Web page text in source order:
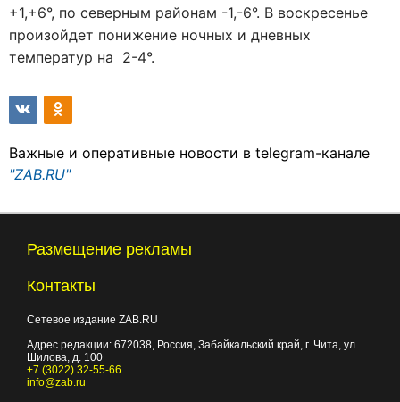
+1,+6°, по северным районам -1,-6°. В воскресенье
произойдет понижение ночных и дневных
температур на 2-4°.
Важные и оперативные новости в telegram-канале
"ZAB.RU"
Размещение рекламы
Контакты
Сетевое издание ZAB.RU
Адрес редакции: 672038 , Россия, Забайкальский край, г. Чита ул.
Шилова, д. 100
+7 (3022) 32-55-66
info@zab.ru